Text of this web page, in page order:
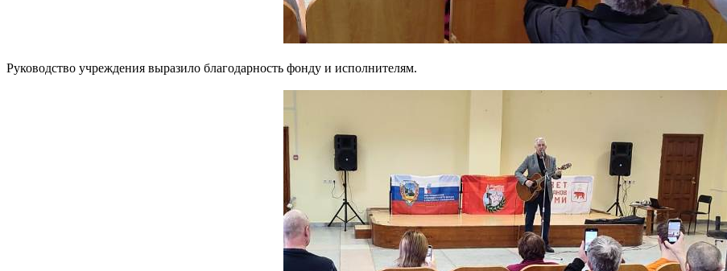
Руководство учреждения выразило благодарность фонду и исполнителям.